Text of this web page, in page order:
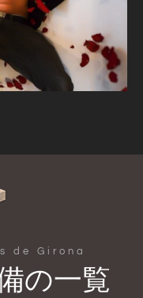
de Girona
の一覧